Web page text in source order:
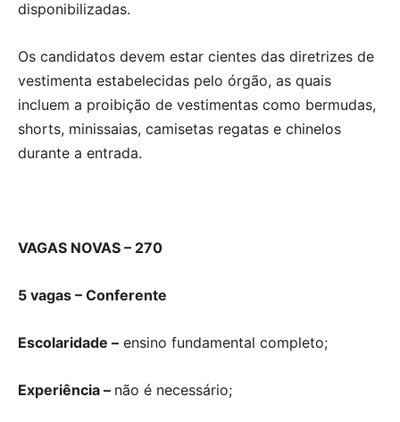
disponibilizadas.
Os candidatos devem estar cientes das diretrizes de
vestimenta estabelecidas pelo órgão, as quais
incluem a proibição de vestimentas como bermudas,
shorts, minissaias, camisetas regatas e chinelos
durante a entrada.
VAGAS NOVAS – 270
5 vagas – Conferente
Escolaridade – ensino fundamental completo;
Experiência – não é necessário;